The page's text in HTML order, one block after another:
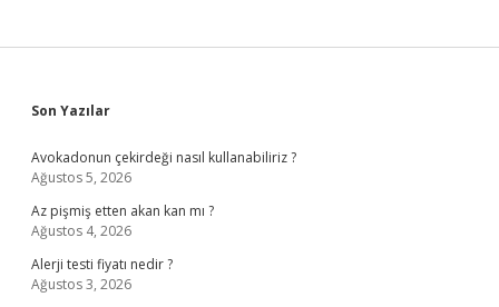
Sidebar
Son Yazılar
Avokadonun çekirdeği nasıl kullanabiliriz ?
Ağustos 5, 2026
Az pişmiş etten akan kan mı ?
Ağustos 4, 2026
Alerji testi fiyatı nedir ?
Ağustos 3, 2026